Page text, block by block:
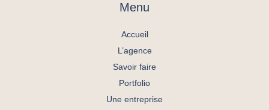
Menu
Accueil
L’agence
Savoir faire
Portfolio
Une entreprise